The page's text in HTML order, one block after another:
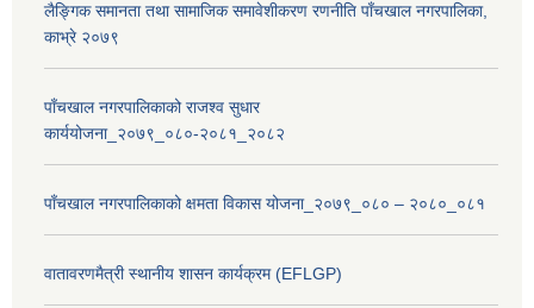
लैङ्गिक समानता तथा सामाजिक समावेशीकरण रणनीति पाँचखाल नगरपालिका,
काभ्रे २०७९
पाँचखाल नगरपालिकाको राजश्व सुधार
कार्ययोजना_२०७९_०८०-२०८१_२०८२
पाँचखाल नगरपालिकाको क्षमता विकास योजना_२०७९_०८० – २०८०_०८१
वातावरणमैत्री स्थानीय शासन कार्यक्रम (EFLGP)